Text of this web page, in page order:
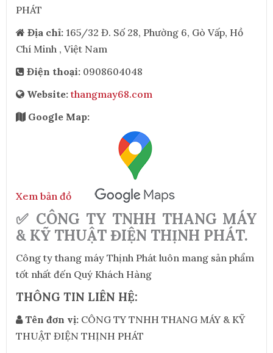
PHÁT
Địa chỉ: 165/32 Đ. Số 28, Phường 6, Gò Vấp, Hồ
Chí Minh , Việt Nam
Điện thoại: 0908604048
Website:thangmay68.com
Google Map:
Xem bản đồ
✅ CÔNG TY TNHH THANG MÁY
& KỸ THUẬT ĐIỆN THỊNH PHÁT.
Công ty thang máy Thịnh Phát luôn mang sản phẩm
tốt nhất đến Quý Khách Hàng
THÔNG TIN LIÊN HỆ:
Tên đơn vị: CÔNG TY TNHH THANG MÁY & KỸ
THUẬT ĐIỆN THỊNH PHÁT